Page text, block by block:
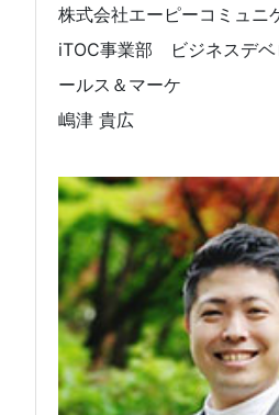
株式会社エーピーコミュニ
iTOC事業部 ビジネスデベ
ールス＆マーケ
嶋津 貴広